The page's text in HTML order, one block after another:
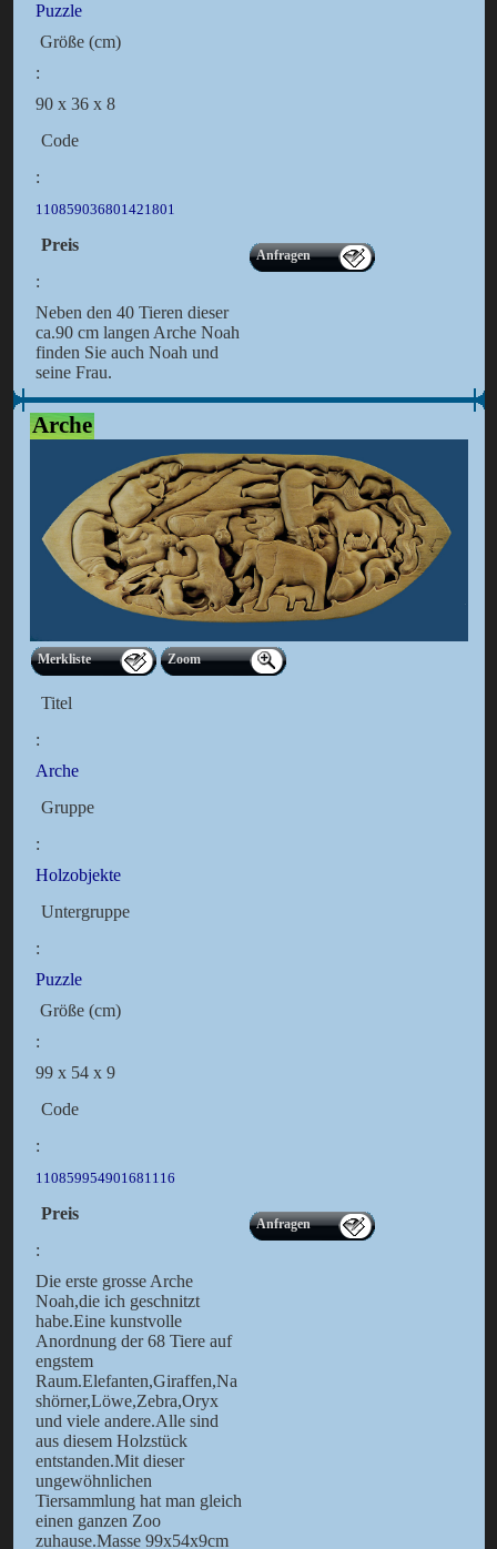
Puzzle
Größe (cm)
:
90 x 36 x 8
Code
:
110859036801421801
Preis
:
Anfragen
Neben den 40 Tieren dieser
ca.90 cm langen Arche Noah
finden Sie auch Noah und
seine Frau.
Arche
Merkliste Zoom
Titel
:
Arche
Gruppe
:
Holzobjekte
Untergruppe
:
Puzzle
Größe (cm)
:
99 x 54 x 9
Code
:
110859954901681116
Preis
:
Anfragen
Die erste grosse Arche
Noah,die ich geschnitzt
habe.Eine kunstvolle
Anordnung der 68 Tiere auf
engstem
Raum.Elefanten,Giraffen,Na
shörner,Löwe,Zebra,Oryx
und viele andere.Alle sind
aus diesem Holzstück
entstanden.Mit dieser
ungewöhnlichen
Tiersammlung hat man gleich
einen ganzen Zoo
zuhause.Masse 99x54x9cm